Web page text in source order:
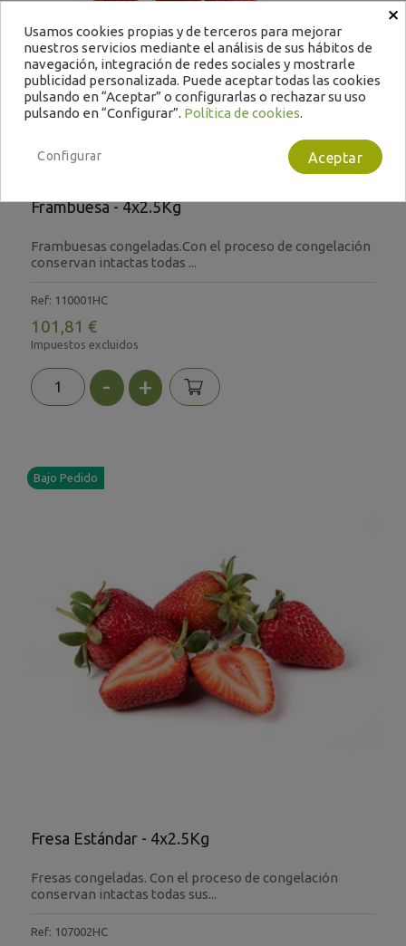
Frambuesa - 4x2.5Kg
Frambuesas congeladas.Con el proceso de congelación
conservan intactas todas ...
Ref: 110001HC
101,81 €
Impuestos excluidos
- +
Fresa Estándar - 4x2.5Kg
Fresas congeladas. Con el proceso de congelación
conservan intactas todas sus...
Ref: 107002HC
Bajo Pedido
×
Usamos cookies propias y de terceros para mejorar
nuestros servicios mediante el análisis de sus hábitos de
navegación, integración de redes sociales y mostrarle
publicidad personalizada. Puede aceptar todas las cookies
pulsando en “Aceptar” o configurarlas o rechazar su uso
pulsando en “Configurar”. Política de cookies.
Aceptar
Configurar